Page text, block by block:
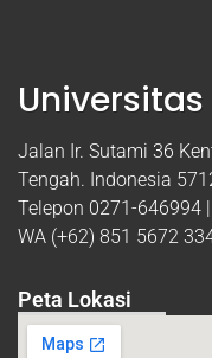
Jalan Ir. Sutami 36
Tengah. Indonesia
Telepon 0271-646994
WA (+62) 851 5672
Peta Lokasi